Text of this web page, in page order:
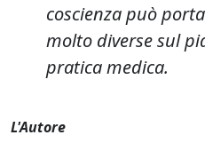
coscienza può
molto diverse sul
pratica medica.
L'Autore